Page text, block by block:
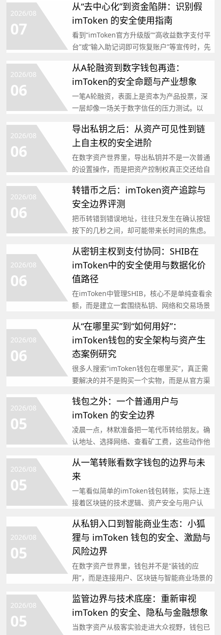
2026/08
07
从“去中心化”到资金陷阱：识别假
imToken 的安全使用指南
看到“imToken官方升级版”“高收益数字支付平
台”或“输入助记词即可恢复账户”等宣传时，先
2026/08
06
从A轮融资到数字钱包再造：
imToken的安全命题与产业想象
一笔A轮融资，表面上是资本为产品投票，深
一层却像一场关于数字信任的压力测试。以
2026/08
06
导出私钥之后：从资产可见性到链
上自主权的安全进阶
在数字资产世界里，导出私钥并不是一次普通
的设置操作，而是把资产控制权真正交还给自
2026/08
06
转错币之后：imToken资产追踪与
安全边界评测
把币转错到错误地址，往往只发生在确认按钮
按下的几秒之间，却可能带来长时间的焦虑。
2026/08
06
从密钥主权到支付协同：SHIB在
imToken中的安全使用与数据化价
值路径
在imToken中管理SHIB，核心不是单纯查看余
额，而是建立一套围绕私钥、网络和交易场景
2026/08
06
从“在哪里买”到“如何用好”：
imToken钱包的安全架构与资产生
态案例研究
很多人搜索“imToken钱包在哪里买”，真正需
要解决的并不是购买一个实物，而是从官方渠
2026/08
05
钱包之外：一个普通用户与
imToken 的安全边界
凌晨一点，林默准备把一笔代币转给朋友。确
认地址、选择网络、查看矿工费，这些动作他
2026/08
05
从一笔转账看数字钱包的边界与未
来
一笔看似简单的imToken钱包转账，实际上连
接着区块链的技术逻辑、资产安全与用户认
2026/08
05
从私钥入口到智能商业生态：小狐
狸与 imToken 钱包的安全、激励与
风险边界
在数字资产世界里，钱包并不是“装钱的应
用”，而是连接用户、区块链与智能商业场景的
2026/08
05
监管边界与技术底座：重新审视
imToken 的安全、隐私与金融想象
当数字资产从极客实验走进大众视野，钱包已